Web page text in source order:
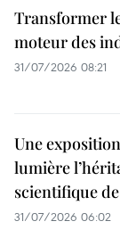
Transformer
moteur des
31/07/2026 08:21
Une
lumière
scientifique
31/07/2026 06:02